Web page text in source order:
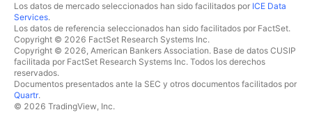
Los datos de mercado seleccionados han sido facilitados por ICE Data
Services.
Los datos de referencia seleccionados han sido facilitados por FactSet.
Copyright © 2026 FactSet Research Systems Inc.
Copyright © 2026, American Bankers Association. Base de datos CUSIP
facilitada por FactSet Research Systems Inc. Todos los derechos
reservados.
Documentos presentados ante la SEC y otros documentos facilitados por
Quartr.
© 2026 TradingView, Inc.